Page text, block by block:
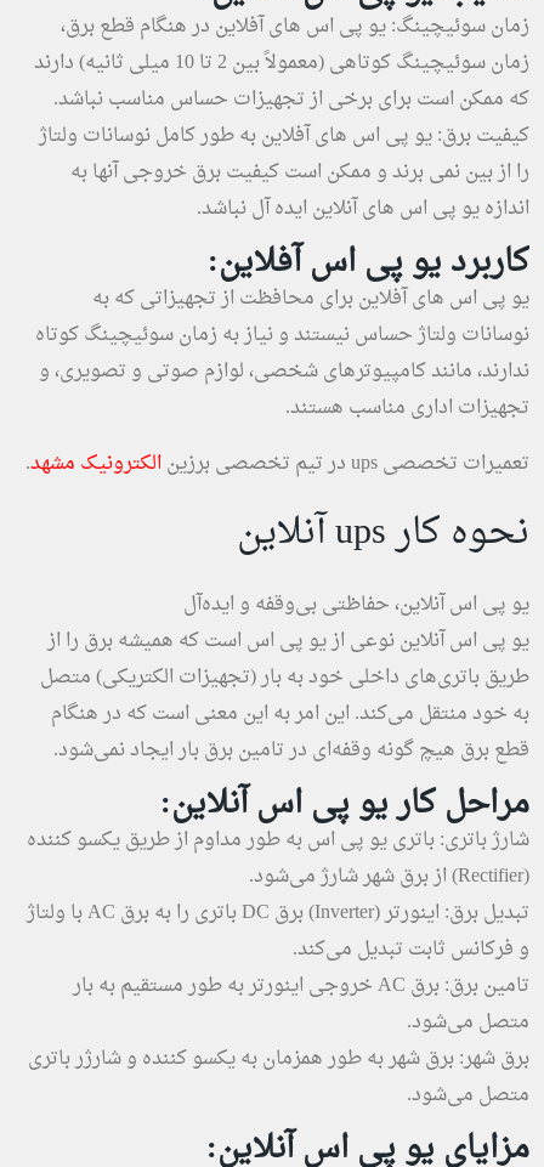
زمان سوئیچینگ: یو پی اس های آفلاین در هنگام قطع برق،
زمان سوئیچینگ کوتاهی (معمولاً بین 2 تا 10 میلی ثانیه) دارند
که ممکن است برای برخی از تجهیزات حساس مناسب نباشد.
کیفیت برق: یو پی اس های آفلاین به طور کامل نوسانات ولتاژ
را از بین نمی برند و ممکن است کیفیت برق خروجی آنها به
اندازه یو پی اس های آنلاین ایده آل نباشد.
کاربرد یو پی اس آفلاین:
یو پی اس های آفلاین برای محافظت از تجهیزاتی که به
نوسانات ولتاژ حساس نیستند و نیاز به زمان سوئیچینگ کوتاه
ندارند، مانند کامپیوترهای شخصی، لوازم صوتی و تصویری، و
تجهیزات اداری مناسب هستند.
تعمیرات تخصصی ups در تیم تخصصی برزین
الکترونیک مشهد.
نحوه کار ups آنلاین
یو پی اس آنلاین، حفاظتی بی‌وقفه و ایده‌آل
یو پی اس آنلاین نوعی از یو پی اس است که همیشه برق را از
طریق باتری‌های داخلی خود به بار (تجهیزات الکتریکی) متصل
به خود منتقل می‌کند. این امر به این معنی است که در هنگام
قطع برق هیچ گونه وقفه‌ای در تامین برق بار ایجاد نمی‌شود.
مراحل کار یو پی اس آنلاین:
شارژ باتری: باتری یو پی اس به طور مداوم از طریق یکسو کننده
(Rectifier) از برق شهر شارژ می‌شود.
تبدیل برق: اینورتر (Inverter) برق DC باتری را به برق AC با ولتاژ
و فرکانس ثابت تبدیل می‌کند.
تامین برق: برق AC خروجی اینورتر به طور مستقیم به بار
متصل می‌شود.
برق شهر: برق شهر به طور همزمان به یکسو کننده و شارژر باتری
متصل می‌شود.
مزایای یو پی اس آنلاین: